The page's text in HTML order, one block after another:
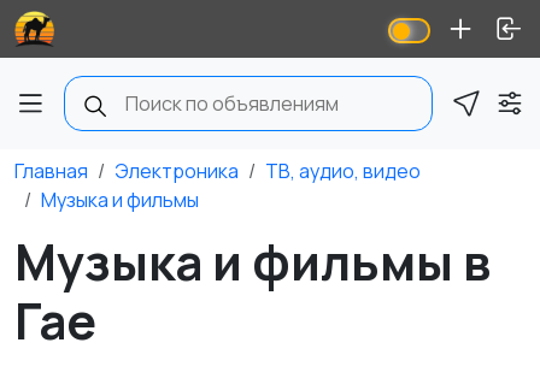
Главная Электроника
ТВ, аудио, видео
Музыка и фильмы
Музыка и фильмы в
Гае